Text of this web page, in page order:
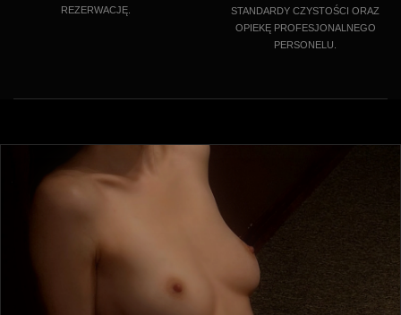
REZERWACJĘ.
STANDARDY CZYSTOŚCI ORAZ
OPIEKĘ PROFESJONALNEGO
PERSONELU.